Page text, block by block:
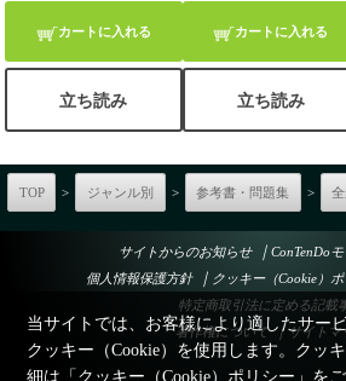
カートに入れる
立ち読み
カートに入れる
立ち読み
TOP > ジャンル別 > 参考書・問題集 >
サイトからのお知らせ ｜ ConTenDo
個人情報保護方針
｜ クッキー（Cookie）
特定商取引法に定める記載
著作権について ｜サイトマ
当サイトでは、お客様により適したサー
クッキー（Cookie）を使用します。クッ
細は「クッキー（Cookie）ポリシー 」を